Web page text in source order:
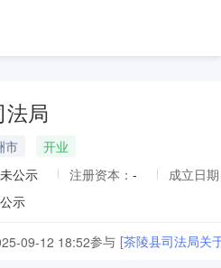
法局
市
开业
未公示 注册资本： -
成立日
示
09-12 18:52参与 [茶陵县司法局关